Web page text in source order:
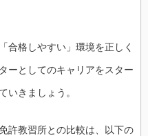
合格しやすい」環境を正しく
ーとしてのキャリアをスター
いきましょう。
許教習所との比較は、以下の